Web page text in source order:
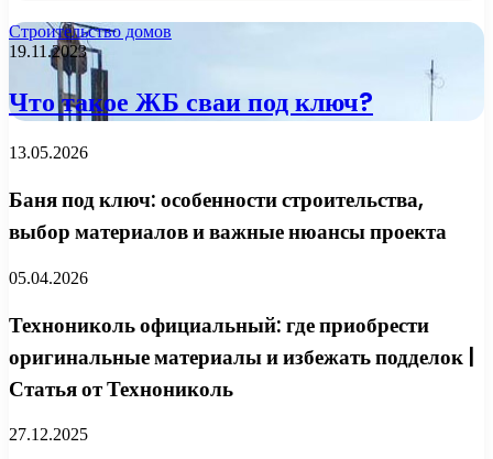
Строительство домов
19.11.2023
Что такое ЖБ сваи под ключ?
13.05.2026
Баня под ключ: особенности строительства,
выбор материалов и важные нюансы проекта
05.04.2026
Технониколь официальный: где приобрести
оригинальные материалы и избежать подделок |
Статья от Технониколь
27.12.2025